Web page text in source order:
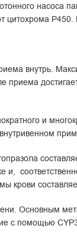
насоса
цитохрома
внутрь.
и
крови
Основным
с помощью